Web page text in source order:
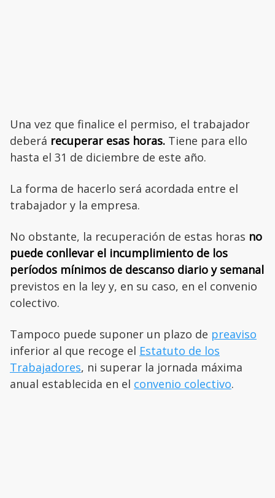
Una vez que finalice el permiso, el trabajador
deberá recuperar esas horas. Tiene para ello
hasta el 31 de diciembre de este año.
La forma de hacerlo será acordada entre el
trabajador y la empresa.
No obstante, la recuperación de estas horas no
puede conllevar el incumplimiento de los
períodos mínimos de descanso diario y semanal
previstos en la ley y, en su caso, en el convenio
colectivo.
Tampoco puede suponer un plazo de preaviso
inferior al que recoge el Estatuto de los
Trabajadores, ni superar la jornada máxima
anual establecida en el convenio colectivo.